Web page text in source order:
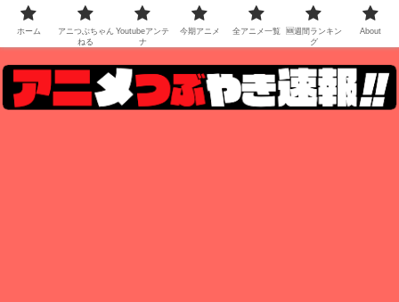
ホーム
アニつぶちゃん
ねる
Youtubeアンテ
ナ
今期アニメ 全アニメ一覧
🆕週間ランキン
グ
About